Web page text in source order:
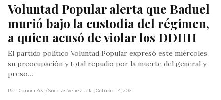
Voluntad Popular alerta que Baduel
murió bajo la custodia del régimen,
a quien acusó de violar los DDHH
El partido político Voluntad Popular expresó este miércoles
su preocupación y total repudio por la muerte del general y
preso…
Por Dignora Zea / Sucesos Venezuela , Octubre 14, 2021